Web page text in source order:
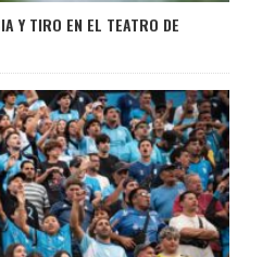
Y TIRO EN EL TEATRO DE